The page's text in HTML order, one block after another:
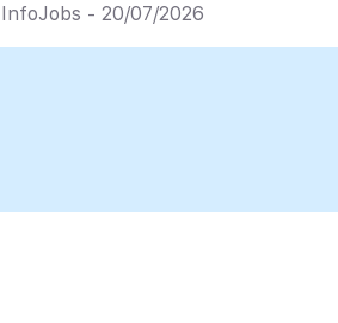
InfoJobs - 20/07/2026